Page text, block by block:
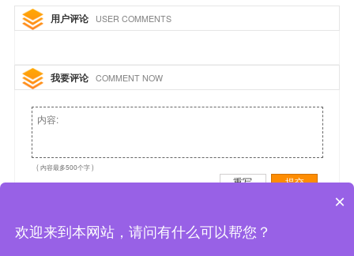
用户评论 USER COMMENTS
我要评论 COMMENT NOW
( 内容最多500个字 )
重写 提交
×
欢迎来到本网站，请问有什么可以帮您？